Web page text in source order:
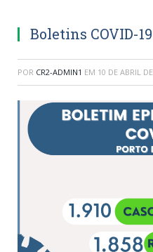
Boletins COVID-
POR CR2-ADMIN1 EM 10 DE ABRIL